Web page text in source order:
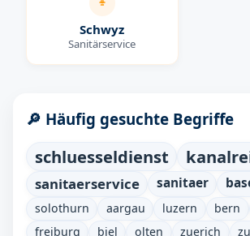
Schwyz
Sanitärservice
🔎 Häufig gesuchte Begriffe
schluesseldienst
sanitaerservice sanitaer
solothurn aargau luzern bern
freiburg
biel olten zuerich